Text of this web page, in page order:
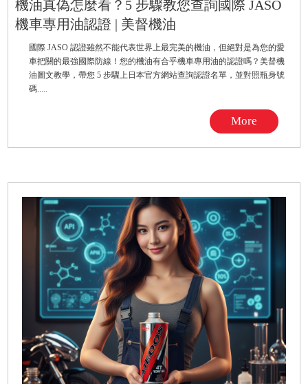
機油真偽怎麼看？5 步驟教您查詢國際 JASO
機車專用油認證 | 美督機油
國際 JASO 認證雖然不能代表世界上最完美的機油，但絕對是為您的愛
車把關的最強國際防線！您的機油有合乎機車專用油的認證嗎？美督機
油圖文教學，帶您 5 步驟上日本官方網站查詢認證名單，並對照瓶身號
碼.....
More